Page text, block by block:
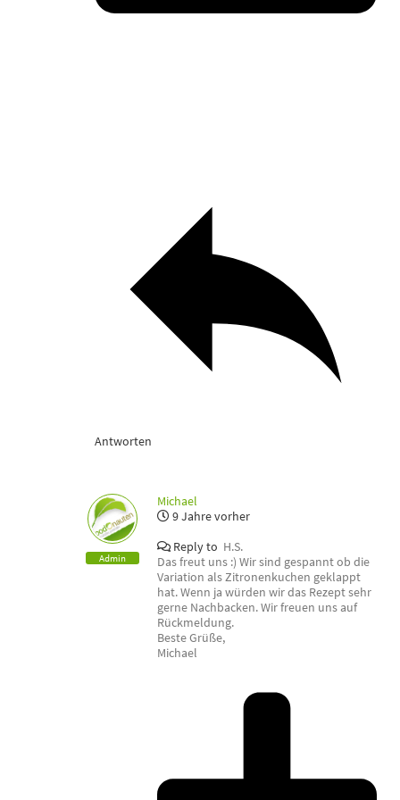
Antworten
Admin
Michael
9 Jahre vorher
Reply to H.S.
Das freut uns :) Wir sind gespannt ob die
Variation als Zitronenkuchen geklappt
hat. Wenn ja würden wir das Rezept sehr
gerne Nachbacken. Wir freuen uns auf
Rückmeldung.
Beste Grüße,
Michael